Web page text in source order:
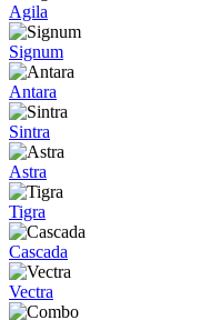
Agila
Signum
Antara
Sintra
Astra
Tigra
Cascada
Vectra